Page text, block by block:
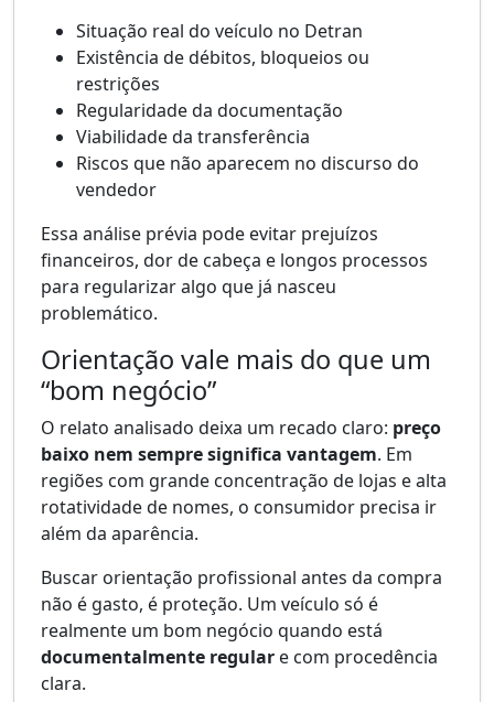
Situação real do veículo no Detran
Existência de débitos, bloqueios ou
restrições
Regularidade da documentação
Viabilidade da transferência
Riscos que não aparecem no discurso do
vendedor
Essa análise prévia pode evitar prejuízos
financeiros, dor de cabeça e longos processos
para regularizar algo que já nasceu
problemático.
Orientação vale mais do que um
“bom negócio”
O relato analisado deixa um recado claro: preço
baixo nem sempre significa vantagem. Em
regiões com grande concentração de lojas e alta
rotatividade de nomes, o consumidor precisa ir
além da aparência.
Buscar orientação profissional antes da compra
não é gasto, é proteção. Um veículo só é
realmente um bom negócio quando está
documentalmente regular e com procedência
clara.